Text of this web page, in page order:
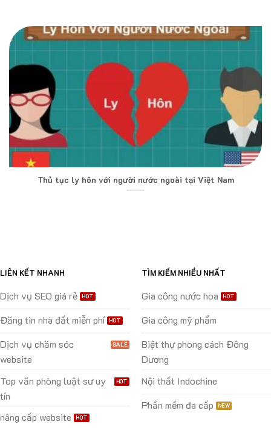
Thủ tục ly hôn với người nước ngoài tại Việt Nam
LIÊN KẾT NHANH
Dịch vụ SEO giá rẻ
Đăng tin nhà đất miễn phí
Dịch vụ chăm sóc
website
Top văn phòng luật sư uy
tín
nâng cấp website
TÌM KIẾM NHIỀU NHẤT
Gia công nước hoa
Gia công mỹ phẩm
Biệt thự phong cách Đông
Dương
Nội thất Indochine
Phần mềm đa cấp